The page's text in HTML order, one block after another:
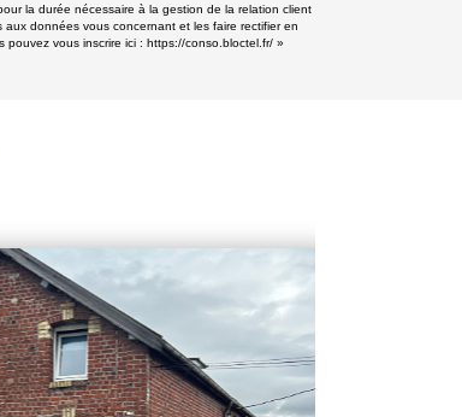
la durée nécessaire à la gestion de la relation client
données vous concernant et les faire rectifier en
pouvez vous inscrire ici : https://conso.bloctel.fr/»